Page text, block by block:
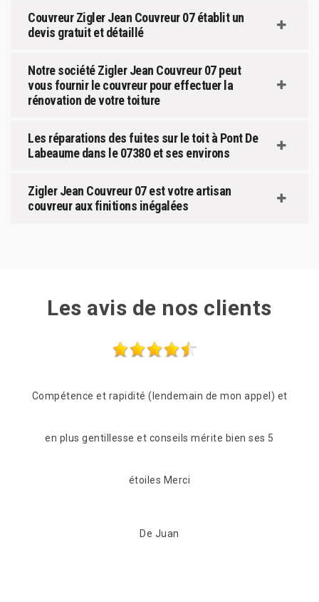
Couvreur Zigler Jean Couvreur 07 établit un
devis gratuit et détaillé
Notre société Zigler Jean Couvreur 07 peut
vous fournir le couvreur pour effectuer la
rénovation de votre toiture
Les réparations des fuites sur le toit à Pont De
Labeaume dans le 07380 et ses environs
Zigler Jean Couvreur 07 est votre artisan
couvreur aux finitions inégalées
Les avis de nos clients
Les frères Zigler on était très réactif, passage le
lendemain de mon appel pour une vérification du toit.
C'est suvie pour beaucoup de conseil et de proposition